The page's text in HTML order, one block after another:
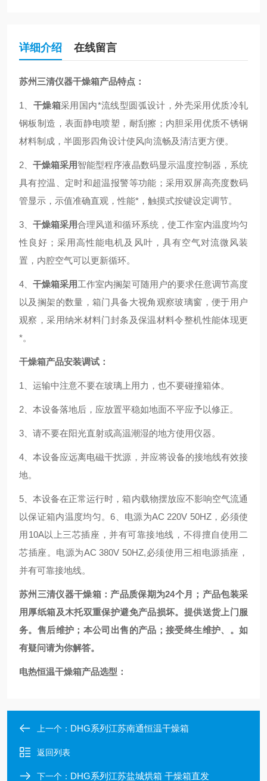
详细介绍 在线留言
苏州三清仪器干燥箱产品特点：
1、 干燥箱采用国内*流线型圆弧设计，外壳采用优质冷轧
钢板制造，表面静电喷塑，耐刮擦；内胆采用优质不锈钢
材料制成，半圆形四角设计使风向流畅及清洁更方便。
2、干燥箱采用智能型程序液晶数码显示温度控制器 ，系统
具有控温、定时和超温报警等功能；采用双屏高亮度数码
管显示，示值准确直观，性能*，触摸式按键设定调节。
3、干燥箱采用合理风道和循环系统，使工作室内温度均匀
性良好；采用高性能电机及风叶，具有空气对流微风装
置，内腔空气可以更新循环。
4、干燥箱采用工作室内搁架可随用户的要求任意调节高度
以及搁架的数量，箱门具备大视角观察玻璃窗，便于用户
观察，采用纳米材料门封条及保温材料令整机性能体现更
*。
干燥箱产品安装调试：
1、运输中注意不要在玻璃上用力，也不要碰撞箱体。
2、本设备落地后，应放置平稳如地面不平应予以修正。
3、请不要在阳光直射或高温潮湿的地方使用仪器。
4、本设备应远离电磁干扰源，并应将设备的接地线有效接
地。
5、本设备在正常运行时，箱内载物摆放应不影响空气流通
以保证箱内温度均匀。6、 电源为AC 220V 50HZ，必须使
用 10A以上三芯插座，并有可靠接地线，不得擅自使用二
芯插座。电源为AC380V 50HZ,必须使用三相电源插座，
并有可靠接地线。
苏州三清仪器干燥箱：产品质保期为24个月；产品包装采
用厚纸箱及木托双重保护避免产品损坏。提供送货上门服
务。售后维护；本公司出售的产品；接受终生维护、。如
有疑问请为你解答。
电热恒温干燥箱产品选型：
上一个： DHG系列江苏南通恒温干燥箱
返回列表
下一个： DHG系列江苏盐城烘箱 干燥箱直发